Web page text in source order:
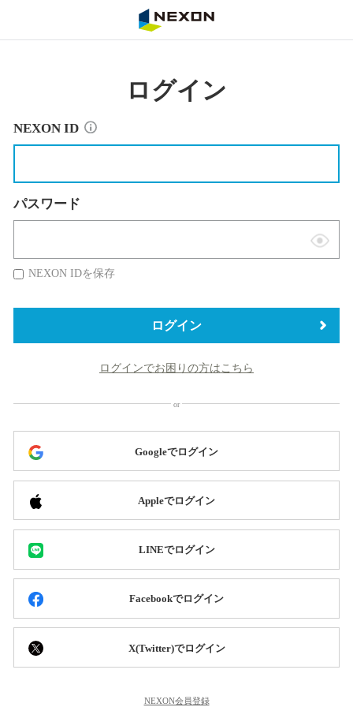
ログイン
NEXON ID
パスワード
表
替
NEXON IDを保存
ログイン
ログインでお困りの方はこちら
Googleでログイン
Appleでログイン
LINEでログイン
Facebookでログイン
X(Twitter)でログイン
NEXON会員登録